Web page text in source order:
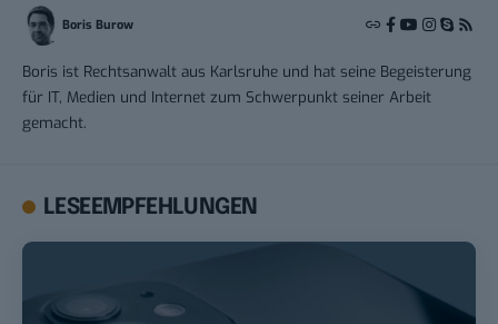
Boris Burow
Boris ist Rechtsanwalt aus Karlsruhe und hat seine Begeisterung
für IT, Medien und Internet zum Schwerpunkt seiner Arbeit
gemacht.
LESEEMPFEHLUNGEN